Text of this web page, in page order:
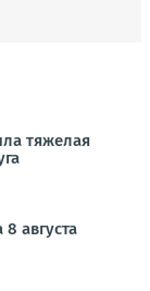
тяжелая
августа